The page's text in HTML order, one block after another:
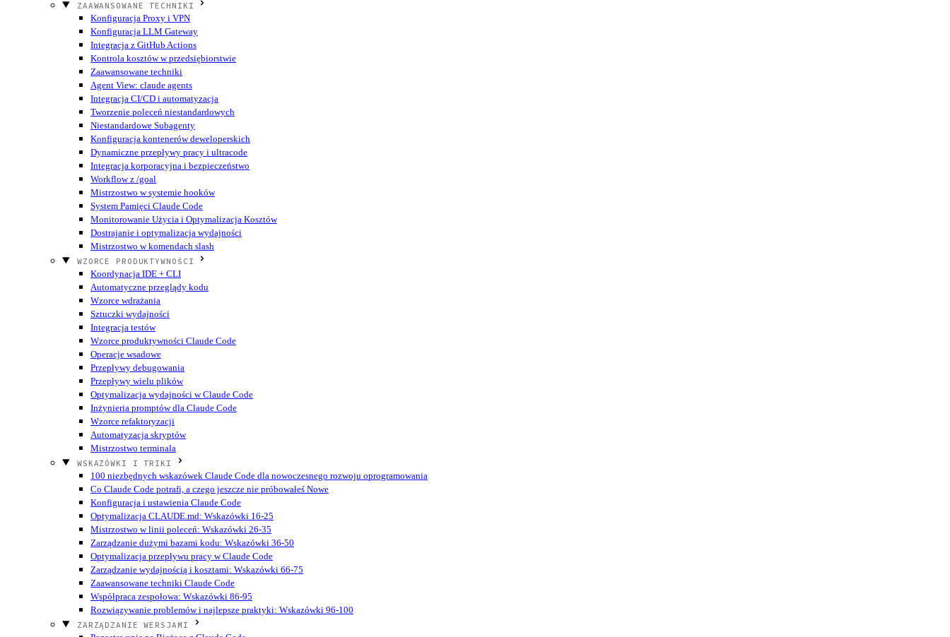
ZAAWANSOWANE TECHNIKI
Konfiguracja Proxy i VPN
Konfiguracja LLM Gateway
Integracja z GitHub Actions
Kontrola kosztów w przedsiębiorstwie
Zaawansowane techniki
Agent View: claude agents
Integracja CI/CD i automatyzacja
Tworzenie poleceń niestandardowych
Niestandardowe Subagenty
Konfiguracja kontenerów deweloperskich
Dynamiczne przepływy pracy i ultracode
Integracja korporacyjna i bezpieczeństwo
Workflow z /goal
Mistrzostwo w systemie hooków
System Pamięci Claude Code
Monitorowanie Użycia i Optymalizacja Kosztów
Dostrajanie i optymalizacja wydajności
Mistrzostwo w komendach slash
WZORCE PRODUKTYWNOŚCI
Koordynacja IDE + CLI
Automatyczne przeglądy kodu
Wzorce wdrażania
Sztuczki wydajności
Integracja testów
Wzorce produktywności Claude Code
Operacje wsadowe
Przepływy debugowania
Przepływy wielu plików
Optymalizacja wydajności w Claude Code
Inżynieria promptów dla Claude Code
Wzorce refaktoryzacji
Automatyzacja skryptów
Mistrzostwo terminala
WSKAZÓWKI I TRIKI
100 niezbędnych wskazówek Claude Code dla nowoczesnego rozwoju oprogramowania
Co Claude Code potrafi, a czego jeszcze nie próbowałeś Nowe
Konfiguracja i ustawienia Claude Code
Optymalizacja CLAUDE.md: Wskazówki 16-25
Mistrzostwo w linii poleceń: Wskazówki 26-35
Zarządzanie dużymi bazami kodu: Wskazówki 36-50
Optymalizacja przepływu pracy w Claude Code
Zarządzanie wydajnością i kosztami: Wskazówki 66-75
Zaawansowane techniki Claude Code
Współpraca zespołowa: Wskazówki 86-95
Rozwiązywanie problemów i najlepsze praktyki: Wskazówki 96-100
ZARZĄDZANIE WERSJAMI